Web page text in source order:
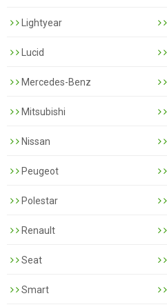
Lightyear
Lucid
Mercedes-Benz
Mitsubishi
Nissan
Peugeot
Polestar
Renault
Seat
Smart